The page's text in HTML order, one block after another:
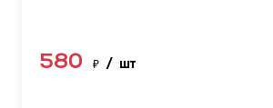
580 ₽ / шт